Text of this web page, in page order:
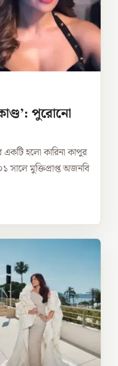
পুরোনো
হলো কারিনা কাপুর
সালে মুক্তিপ্রাপ্ত অজনবি